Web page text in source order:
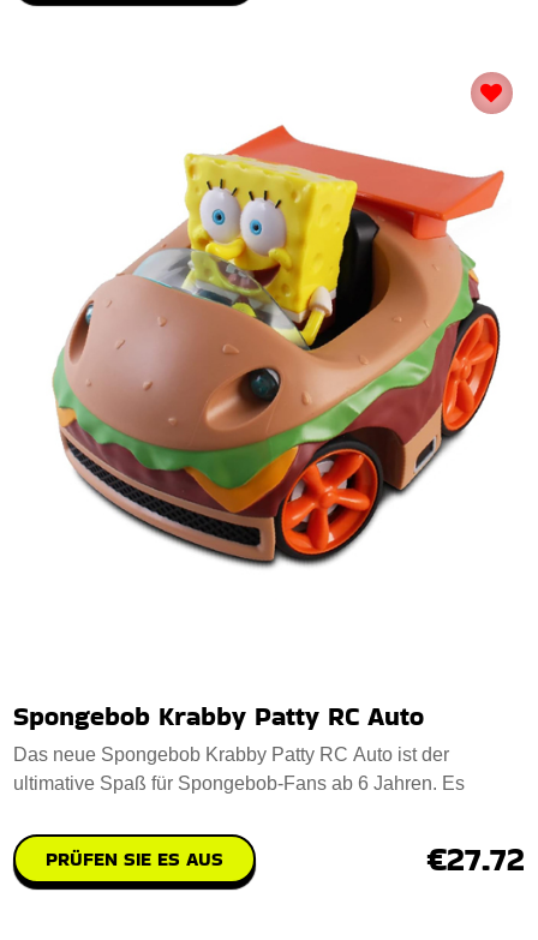
Spongebob Krabby Patty RC Auto
Das neue Spongebob Krabby Patty RC Auto ist der
ultimative Spaß für Spongebob-Fans ab 6 Jahren. Es
PRÜFEN SIE ES AUS €27.72